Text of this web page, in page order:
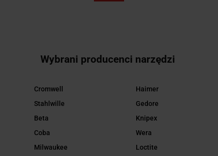
Wybrani producenci narzędzi
Cromwell
Stahlwille
Beta
Coba
Milwaukee
Haimer
Gedore
Knipex
Wera
Loctite